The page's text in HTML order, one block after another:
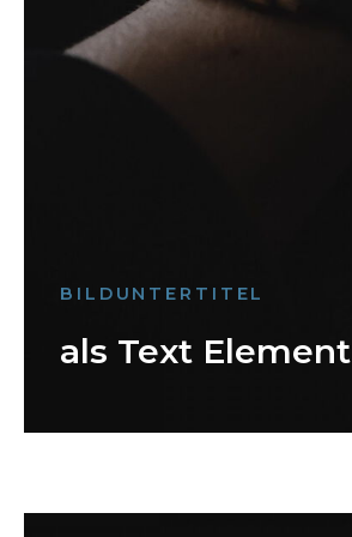
BILDUNTERTITEL
als Text Element